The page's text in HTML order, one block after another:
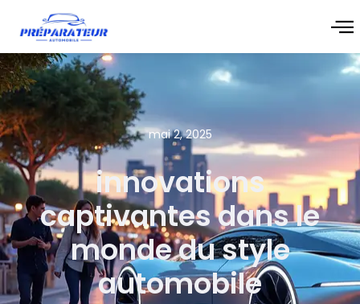
mai 2, 2025
innovations
captivantes dans le
monde du style
automobile